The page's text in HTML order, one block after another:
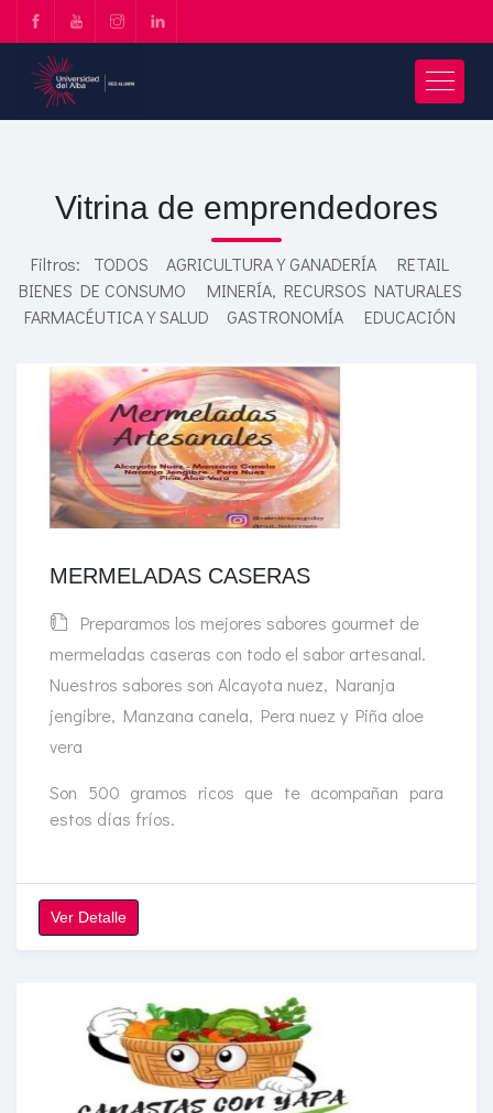
Vitrina de emprendedores
Filtros: TODOS AGRICULTURA Y GANADERÍA
RETAIL
BIENES DE CONSUMO
MINERÍA, RECURSOS NATURALES
FARMACÉUTICA Y SALUD
GASTRONOMÍA EDUCACIÓN
MERMELADAS CASERAS
Preparamos los mejores sabores gourmet de
mermeladas caseras con todo el sabor artesanal.
Nuestros sabores son Alcayota nuez, Naranja
jengibre, Manzana canela, Pera nuez y Piña aloe
vera
Son 500 gramos ricos que te acompañan para
estos días fríos.
Ver Detalle